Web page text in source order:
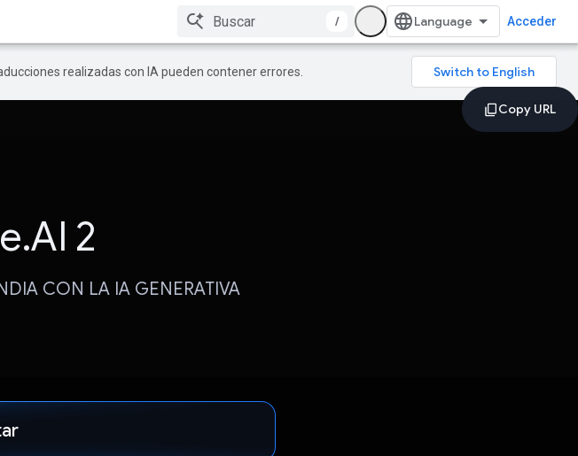
/ Acceder
realizadas con IA pueden contener errores.
2
CON LA IA GENERATIVA